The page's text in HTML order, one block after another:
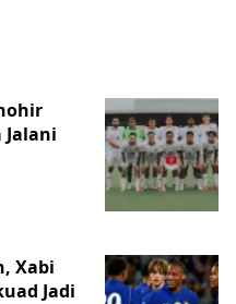
Xabi
Jadi